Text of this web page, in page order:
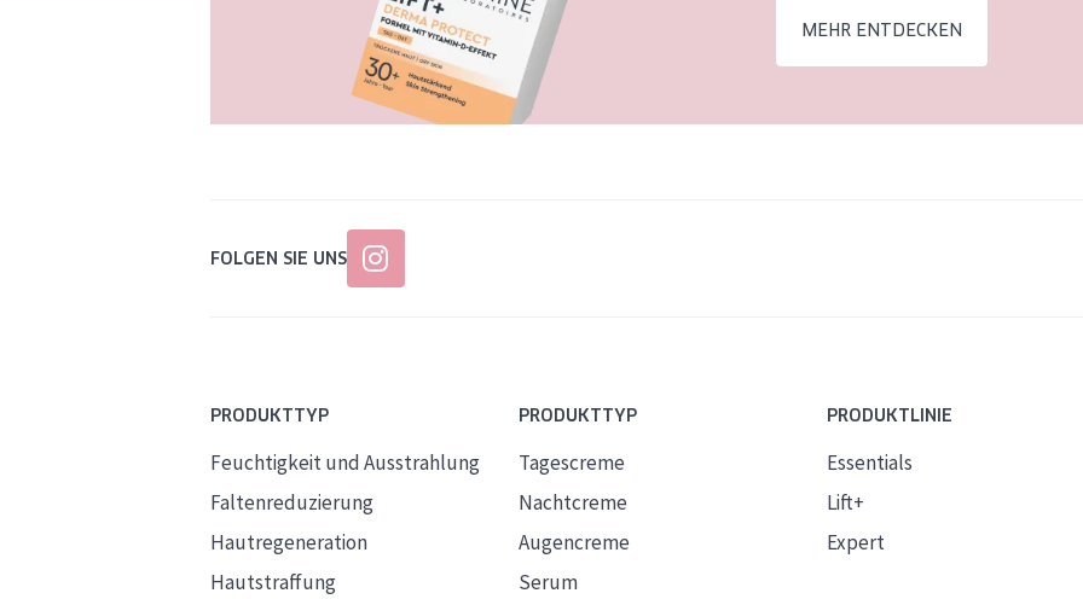
MEHR ENTDECKEN
FOLGEN SIE UNS
PRODUKTTYP
Feuchtigkeit und Ausstrahlung
Faltenreduzierung
Hautregeneration
Hautstraffung
PRODUKTTYP
Tagescreme
Nachtcreme
Augencreme
Serum
PRODUKTLINIE
Essentials
Lift+
Expert